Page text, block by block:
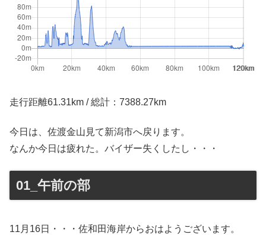
走行距離61.31km / 総計：7388.27km
今日は、佐渡金山見て新潟市へ戻ります。
なんか今日は疲れた。バイザー失くしたし・・・
01_午前の部
11月16日・・・佐和田海岸からおはようございます。